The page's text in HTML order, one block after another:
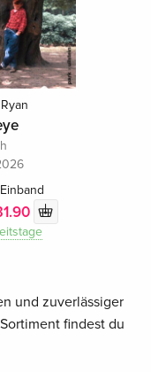
und zuverlässiger
findest du